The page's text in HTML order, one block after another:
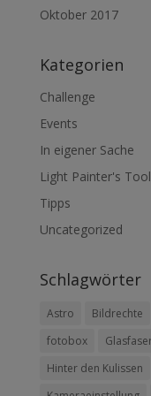
Oktober 2017
Kategorien
Challenge
Events
In eigener Sache
Light Painter's
Tipps
Uncategorized
Schlagwörter
Astro Bildrechte
fotobox
Hinter den Kulissen